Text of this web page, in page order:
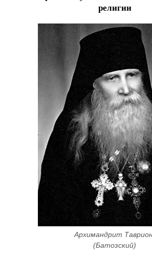
религии
Архимандрит
(Батозский)